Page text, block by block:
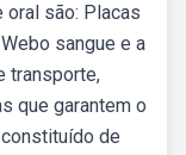
são: Placas
sangue e a
transporte,
que garantem o
de